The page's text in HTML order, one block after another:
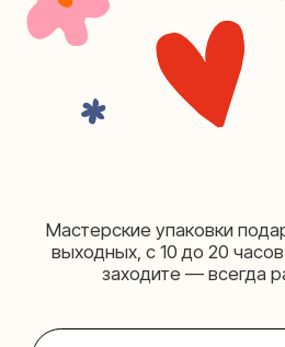
Москва, ул.Таганская, дом 25-27
(как пройти)
+7 (980) 156-03-13